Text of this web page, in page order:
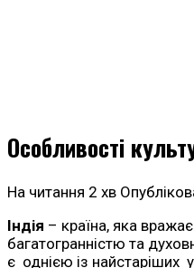
Особливості
На читання 2 хв
Індія – країна, яка
багатогранністю та
є однією із найстаріших у